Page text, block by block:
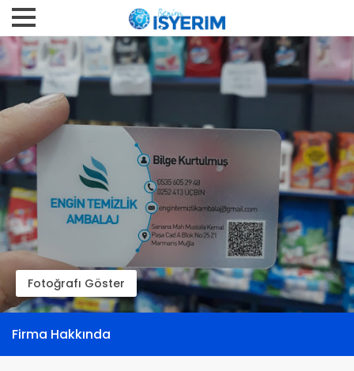
Fotoğrafı Göster
Firma Hakkında